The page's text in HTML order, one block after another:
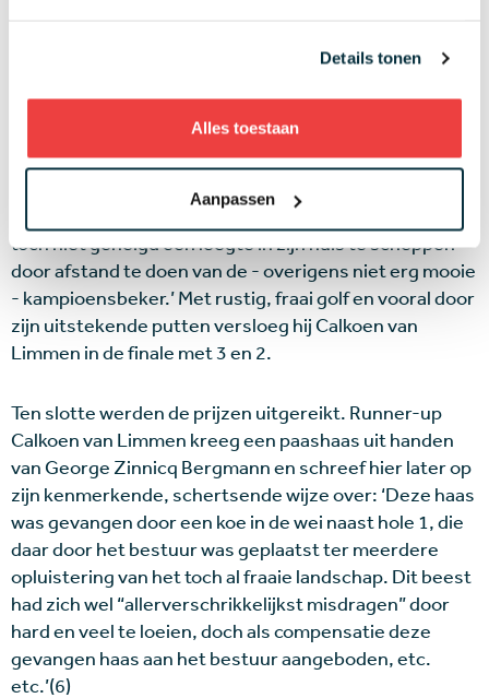
Details tonen
Alles toestaan
Aanpassen
had als eerste het nakijken tegen titelverdediger
August ‘Bob’ Kerkhoven, die in de volgende ronde ook
Albert Swane, de latere schoonzoon van Gerry Del
Court van Krimpen, het toernooi uit sloeg. Kerkhoven
speelde ‘minder overtuigend’ dan normaal, maar ‘bleek
toch niet geneigd een leegte in zijn huis te scheppen
door afstand te doen van de - overigens niet erg mooie
- kampioensbeker.’ Met rustig, fraai golf en vooral door
zijn uitstekende putten versloeg hij Calkoen van
Limmen in de finale met 3 en 2.
Ten slotte werden de prijzen uitgereikt. Runner-up
Calkoen van Limmen kreeg een paashaas uit handen
van George Zinnicq Bergmann en schreef hier later op
zijn kenmerkende, schertsende wijze over: ‘Deze haas
was gevangen door een koe in de wei naast hole 1, die
daar door het bestuur was geplaatst ter meerdere
opluistering van het toch al fraaie landschap. Dit beest
had zich wel “allerverschrikkelijkst misdragen” door
hard en veel te loeien, doch als compensatie deze
gevangen haas aan het bestuur aangeboden, etc.
etc.’(6)